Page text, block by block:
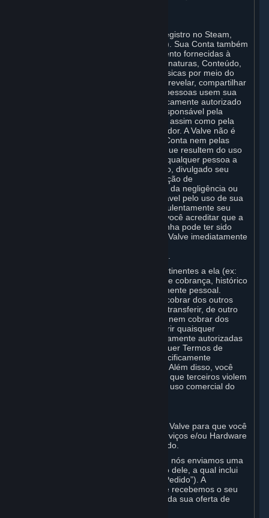
Quando você concluir o processo de registro no Steam,
será criada uma conta Steam ("Conta"). Sua Conta também
poderá incluir informações de faturamento fornecidas à
Valve para transações envolvendo Assinaturas, Conteúdo,
Serviços e a compra de mercadorias físicas por meio do
Steam ("Hardware"). Você não poderá revelar, compartilhar
ou de outra forma permitir que outras pessoas usem sua
senha ou Conta, exceto se for especificamente autorizado
de outra forma pela Valve. Você é o responsável pela
confidencialidade de seu login e senha assim como pela
segurança do seu sistema de computador. A Valve não é
responsável pelo uso da sua senha e Conta nem pelas
comunicações e atividades no Steam que resultem do uso
de seu login e senha por você, ou por qualquer pessoa a
qual tenha, de forma intencional ou não, divulgado seu
login e/ou senha em violação à disposição de
confidencialidade. A menos que resulte da negligência ou
culpa da Valve, a Valve não é responsável pelo uso de sua
Conta por uma pessoa que usou fraudulentamente seu
login e senha sem sua permissão. Se você acreditar que a
confidencialidade de seu login e/ou senha pode ter sido
comprometida, você deverá notificar a Valve imediatamente
A sua Conta, incluindo informações pertinentes a ela (ex:
informações de contato, informações de cobrança, histórico
e Assinaturas da Conta, etc.) é estritamente pessoal.
Portanto, você não pode vender, nem cobrar dos outros
pelo direito de uso da sua Conta, nem transferir, de outro
modo, a sua Conta, nem pode vender, nem cobrar dos
outros pelo direito de uso, nem transferir quaisquer
Assinaturas que não sejam as expressamente autorizadas
pelo presente Acordo (incluindo quaisquer Termos de
Assinatura ou Regras de Uso) ou especificamente
permitidas, de outra forma, pela Valve. Além disso, você
não pode usar sua Conta para permitir que terceiros violem
este Acordo, por exemplo, por meio do uso comercial do
Seu pedido pelo Steam é uma oferta à Valve para que você
receba as Assinaturas, Conteúdo e Serviços e/ou Hardware
(os “Produtos”) em troca do preço listado.
Quando você faz um pedido no Steam, nós enviamos uma
mensagem confirmando o recebimento dele, a qual inclui
detalhes do pedido (“Confirmação do Pedido”). A
Confirmação do Pedido demonstra que recebemos o seu
pedido, mas não confirma a aceitação da sua oferta de